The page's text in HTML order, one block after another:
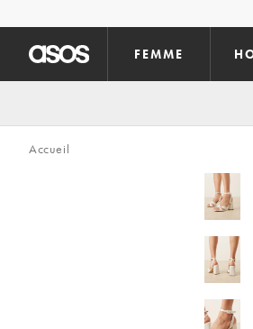
FEMME
Accueil